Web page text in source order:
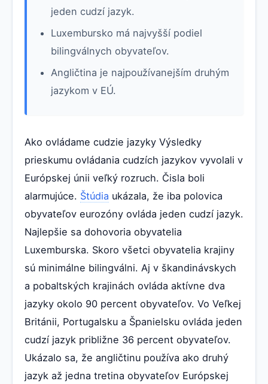
jeden cudzí jazyk.
Luxembursko má najvyšší podiel
bilingválnych obyvateľov.
Angličtina je najpoužívanejším druhým
jazykom v EÚ.
Ako ovládame cudzie jazyky Výsledky
prieskumu ovládania cudzích jazykov vyvolali v
Európskej únii veľký rozruch. Čisla boli
alarmujúce. Štúdia ukázala, že iba polovica
obyvateľov eurozóny ovláda jeden cudzí jazyk.
Najlepšie sa dohovoria obyvatelia
Luxemburska. Skoro všetci obyvatelia krajiny
sú minimálne bilingválni. Aj v škandinávskych
a pobaltských krajinách ovláda aktívne dva
jazyky okolo 90 percent obyvateľov. Vo Veľkej
Británii, Portugalsku a Španielsku ovláda jeden
cudzí jazyk približne 36 percent obyvateľov.
Ukázalo sa, že angličtinu používa ako druhý
jazyk až jedna tretina obyvateľov Európskej